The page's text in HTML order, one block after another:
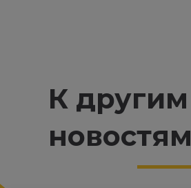
К другим
новостям